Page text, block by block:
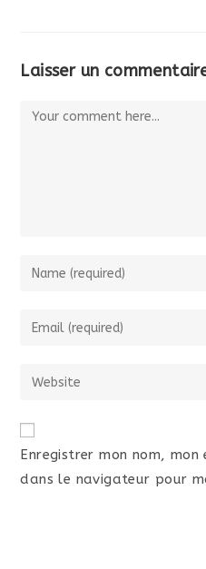
Laisser un
Enregistrer mon nom,
dans le navigateur pour